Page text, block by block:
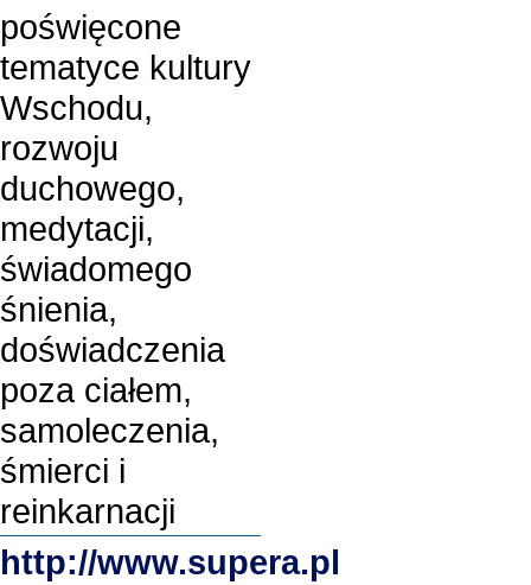
poświęcone
tematyce kultury
Wschodu,
rozwoju
duchowego,
medytacji,
świadomego
śnienia,
doświadczenia
poza ciałem,
samoleczenia,
śmierci i
reinkarnacji
http://www.supera.pl